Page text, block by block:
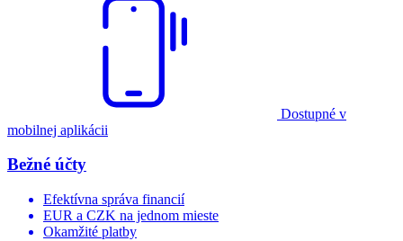
Dostupné v
mobilnej aplikácii
Bežné účty
Efektívna správa financií
EUR a CZK na jednom mieste
Okamžité platby